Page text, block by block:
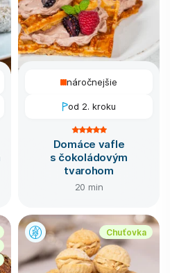
náročnejšie
od 2. kroku
Domáce vafle
s čokoládovým
tvarohom
20 min
Chuťovka